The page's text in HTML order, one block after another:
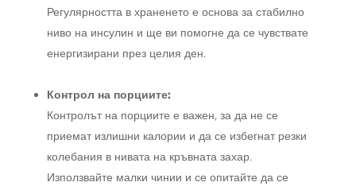
Регулярността в храненето е основа за стабилно
ниво на инсулин и ще ви помогне да се чувствате
енергизирани през целия ден.
Контрол на порциите:
Контролът на порциите е важен, за да не се
приемат излишни калории и да се избегнат резки
колебания в нивата на кръвната захар.
Използвайте малки чинии и се опитайте да се